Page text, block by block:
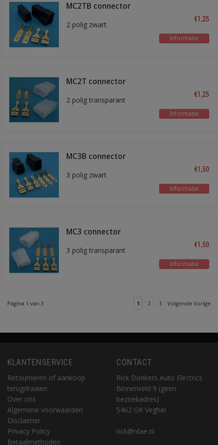
MC2TB connector
2 polig zwart
€1,25
Informatie
MC2T connector
2 polig transparant
€1,25
Informatie
MC3B connector
3 polig zwart
€1,50
Informatie
MC3 connector
3 polig transparant
€1,50
Informatie
Pagina 1 van 3 1 2 3 Volgende Vorige
KLANTENSERVICE
Retourneren of aankoop
terugdraaien
Over ons
Algemene voorwaarden
Disclaimer
Privacy Policy
Betaalmethoden
CONTACT
Rick Donkers Auto Electrics
Binnenveld 9 (geen
bezoekadres)
5462 GK Veghel
rick@rdae.nl